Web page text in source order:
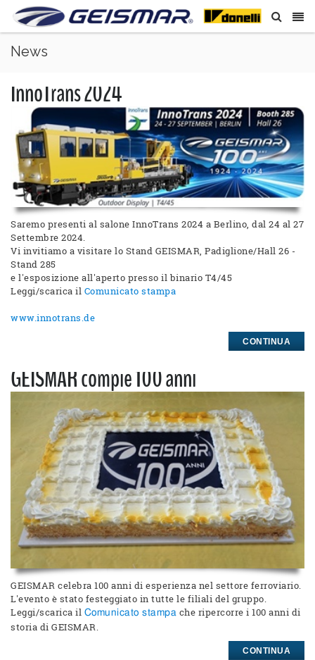
News
InnoTrans 2024
Saremo presenti al salone InnoTrans 2024 a Berlino, dal 24 al 27
Settembre 2024.
Vi invitiamo a visitare lo Stand GEISMAR, Padiglione/Hall 26 -
Stand 285
e l'esposizione all'aperto presso il binario T4/45
Leggi/scarica il Comunicato stampa
www.innotrans.de
CONTINUA
GEISMAR compie 100 anni
GEISMAR celebra 100 anni di esperienza nel settore ferroviario.
L'evento è stato festeggiato in tutte le filiali del gruppo.
Leggi/scarica il Comunicato stampa che ripercorre i 100 anni di
storia di GEISMAR.
CONTINUA